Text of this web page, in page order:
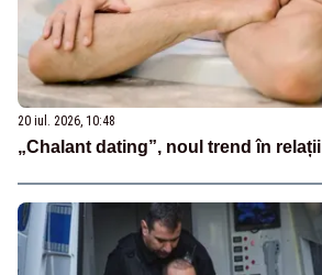
20 iul. 2026, 10:48
„Chalant dating”, noul trend în relații